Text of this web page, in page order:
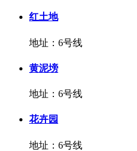
红土地
地址：6号线
黄泥塝
地址：6号线
花卉园
地址：6号线